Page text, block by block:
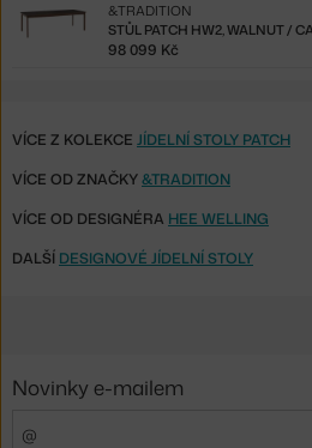
STŮL PATCH HW2, WALNUT /
&TRADITION
98 099 Kč
VÍCE Z KOLEKCE JÍDELNÍ STOLY PATCH
VÍCE OD ZNAČKY&TRADITION
VÍCE OD DESIGNÉRA HEE WELLING
DALŠÍ DESIGNOVÉ JÍDELNÍ STOLY
Novinky e-mailem